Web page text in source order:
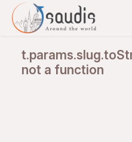
not a function